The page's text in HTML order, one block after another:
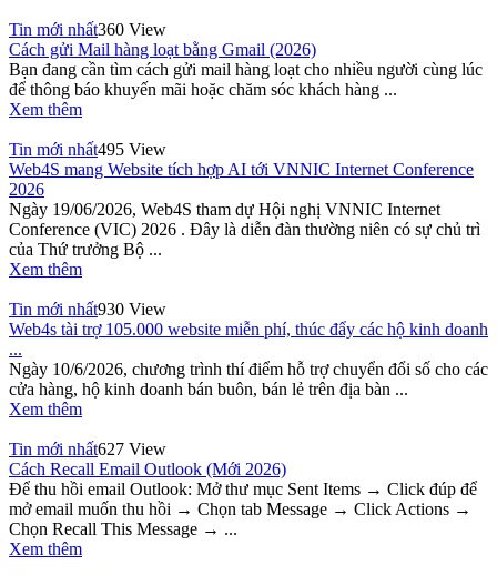
Tin mới nhất360 View
Cách gửi Mail hàng loạt bằng Gmail (2026)
Bạn đang cần tìm cách gửi mail hàng loạt cho nhiều người cùng lúc
để thông báo khuyến mãi hoặc chăm sóc khách hàng ...
Xem thêm
Tin mới nhất495 View
Web4S mang Website tích hợp AI tới VNNIC Internet Conference
2026
Ngày 19/06/2026, Web4S tham dự Hội nghị VNNIC Internet
Conference (VIC) 2026 . Đây là diễn đàn thường niên có sự chủ trì
của Thứ trưởng Bộ ...
Xem thêm
Tin mới nhất930 View
Web4s tài trợ 105.000 website miễn phí, thúc đẩy các hộ kinh doanh
...
Ngày 10/6/2026, chương trình thí điểm hỗ trợ chuyển đổi số cho các
cửa hàng, hộ kinh doanh bán buôn, bán lẻ trên địa bàn ...
Xem thêm
Tin mới nhất627 View
Cách Recall Email Outlook (Mới 2026)
Để thu hồi email Outlook: Mở thư mục Sent Items → Click đúp để
mở email muốn thu hồi → Chọn tab Message → Click Actions →
Chọn Recall This Message → ...
Xem thêm